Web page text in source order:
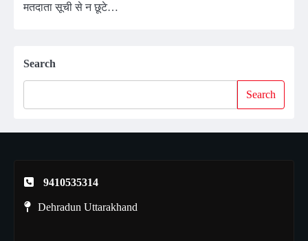
मतदाता सूची से न छूटे…
Search
Search
9410535314
Dehradun Uttarakhand